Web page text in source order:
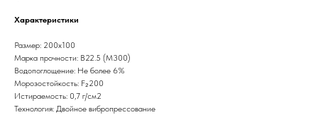
Характеристики
Размер: 200х100
Марка прочности: B22.5 (M300)
Водопоглощение: Не более 6%
Морозостойкость: F₂200
Истираемость: 0,7 г/см2
Технология: Двойное вибропрессование